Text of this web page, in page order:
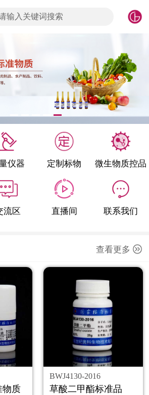
输入关键词搜索
仪器 定制标物 微生物质控品
流区 直播间 联系我们
查看更多
物质
BWJ4130-2016
草酸二甲酯标准品
控品